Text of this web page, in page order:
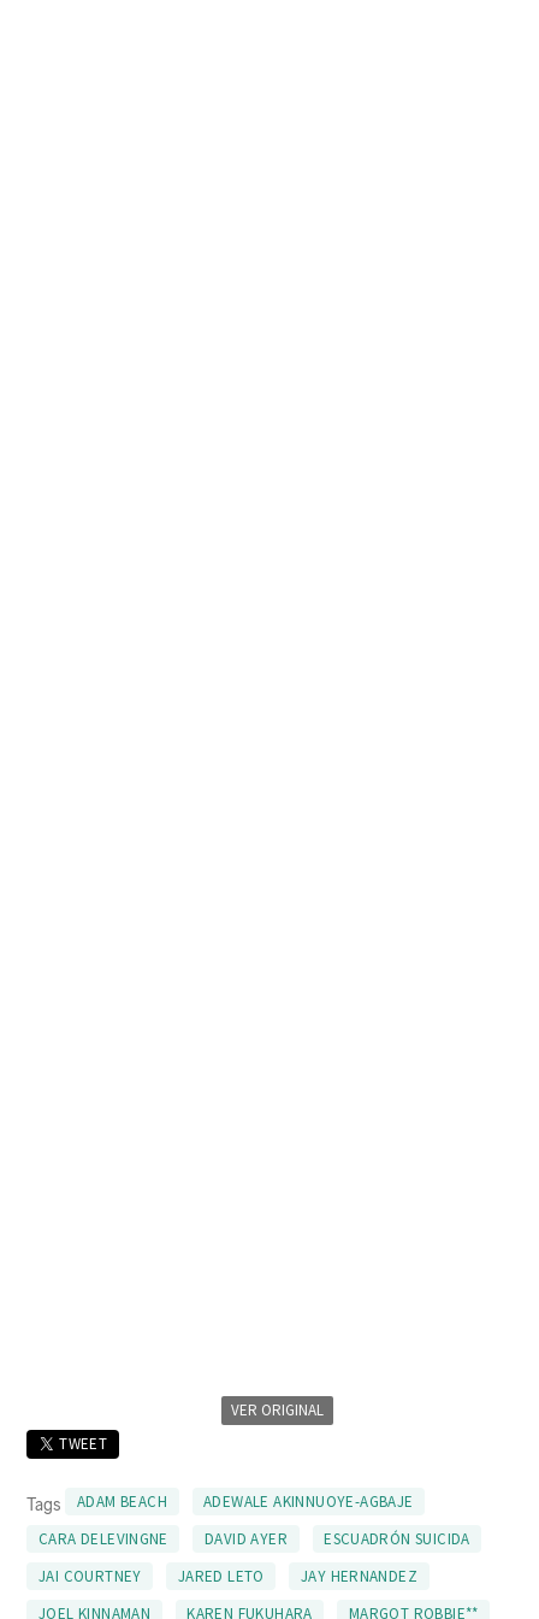
VER ORIGINAL
TWEET
Tags ADAM BEACH
ADEWALE AKINNUOYE-AGBAJE
CARA DELEVINGNE
DAVID AYER
ESCUADRÓN SUICIDA
JAI COURTNEY
JARED LETO
JAY HERNANDEZ
JOEL KINNAMAN
KAREN FUKUHARA
MARGOT ROBBIE**